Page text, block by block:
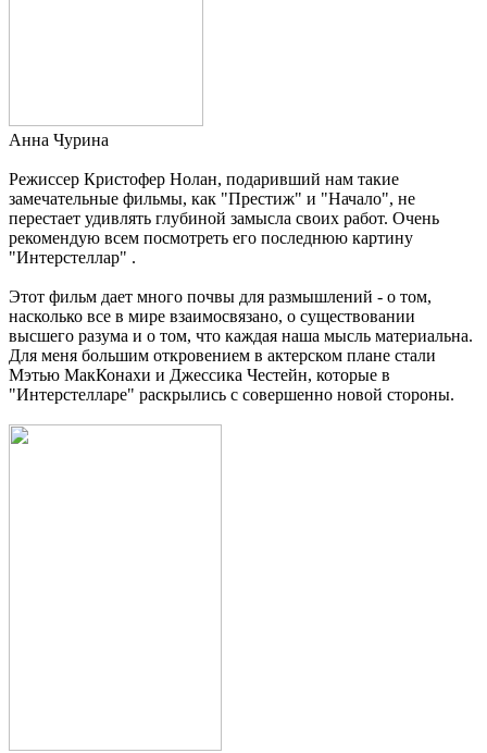
Анна Чурина
Режиссер Кристофер Нолан, подаривший нам такие
замечательные фильмы, как "Престиж" и "Начало", не
перестает удивлять глубиной замысла своих работ. Очень
рекомендую всем посмотреть его последнюю картину
"Интерстеллар" .
Этот фильм дает много почвы для размышлений - о том,
насколько все в мире взаимосвязано, о существовании
высшего разума и о том, что каждая наша мысль материальна.
Для меня большим откровением в актерском плане стали
Мэтью МакКонахи и Джессика Честейн, которые в
"Интерстелларе" раскрылись с совершенно новой стороны.